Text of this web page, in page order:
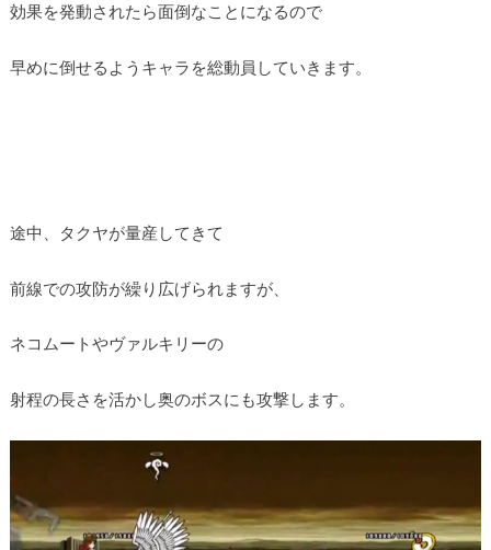
効果を発動されたら面倒なことになるので
早めに倒せるようキャラを総動員していきます。
途中、タクヤが量産してきて
前線での攻防が繰り広げられますが、
ネコムートやヴァルキリーの
射程の長さを活かし奥のボスにも攻撃します。